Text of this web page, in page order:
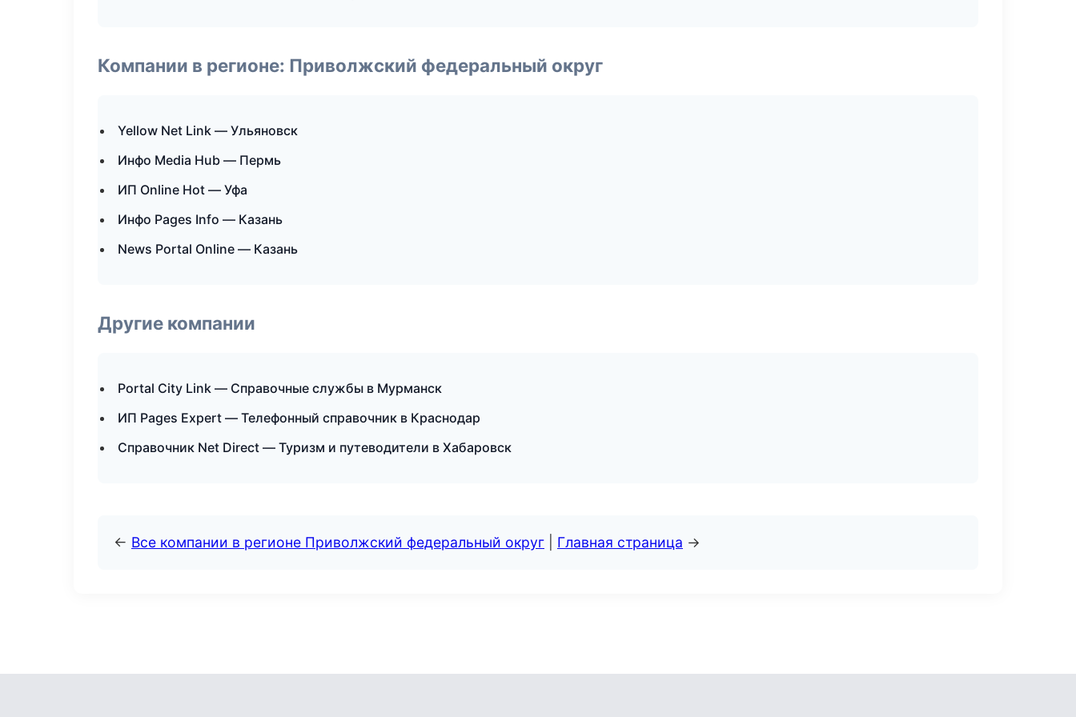
Компании в регионе: Приволжский федеральный округ
Yellow Net Link — Ульяновск
Инфо Media Hub — Пермь
ИП Online Hot — Уфа
Инфо Pages Info — Казань
News Portal Online — Казань
Другие компании
Portal City Link — Справочные службы в Мурманск
ИП Pages Expert — Телефонный справочник в Краснодар
Справочник Net Direct — Туризм и путеводители в Хабаровск
← Все компании в регионе Приволжский федеральный округ Главная страница →